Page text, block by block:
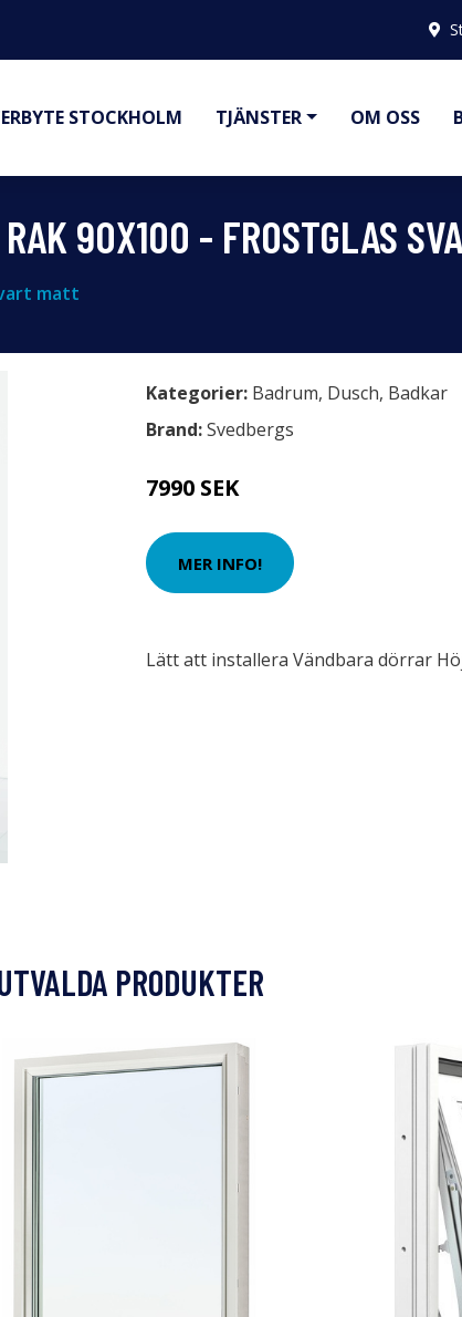
STOCKHOLM TJÄNSTER OM OSS
90X100 - FROSTGLAS
matt
Kategorier: Badrum, Dusch, Badkar
Brand:Svedbergs
7990 SEK
MER INFO!
Lätt att installera Vändbara dörrar
PRODUKTER